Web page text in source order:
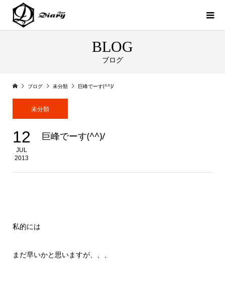
BLOG
ブログ
ブログ 未分類 巨峰でーす(^^)/
未分類
12
JUL
2013
巨峰でーす(^^)/
私的には
まだ早いかと思いますが、、、